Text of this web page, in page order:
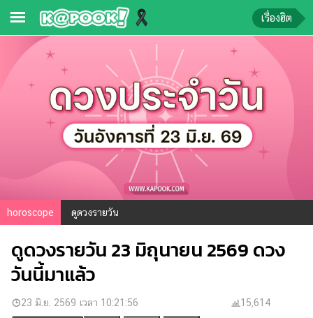
ข่าว-
ความ
ตรวจ
หวย
ผล
บอล
สด
การ
เรื่องฮิต
horoscope ดูดวงรายวัน
ดูดวงรายวัน 23 มิถุนายน 2569 ดวง
วันนี้มาแล้ว
23 มิ.ย. 2569 เวลา 10:21:56 15,614